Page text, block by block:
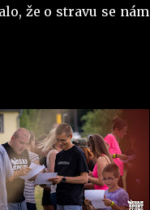
že o stravu se nám